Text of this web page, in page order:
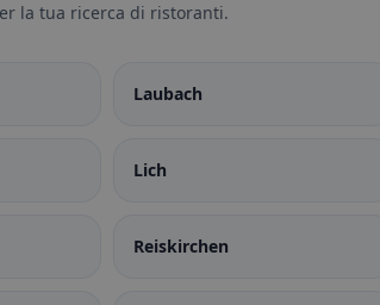
la tua ricerca di ristoranti.
Laubach
Lich
Reiskirchen